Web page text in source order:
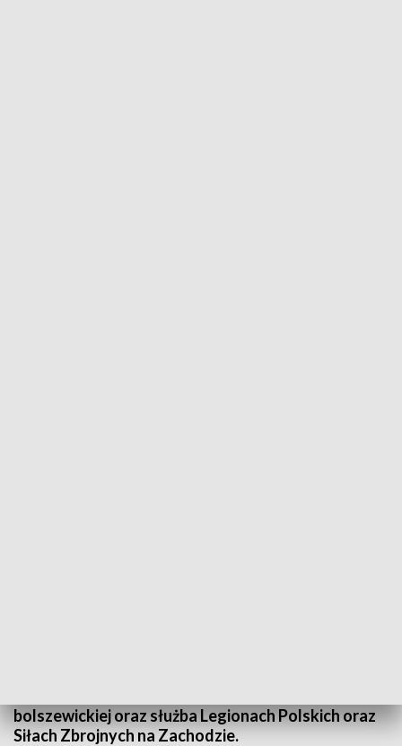
bolszewickiej oraz służba Legionach Polskich oraz
Siłach Zbrojnych na Zachodzie.